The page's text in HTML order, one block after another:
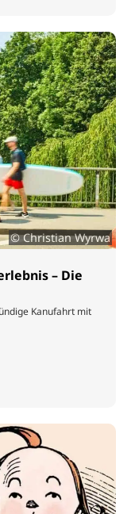
© Christian Wyrwa
– Die
Kanufahrt mit